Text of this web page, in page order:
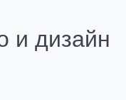
и дизайн